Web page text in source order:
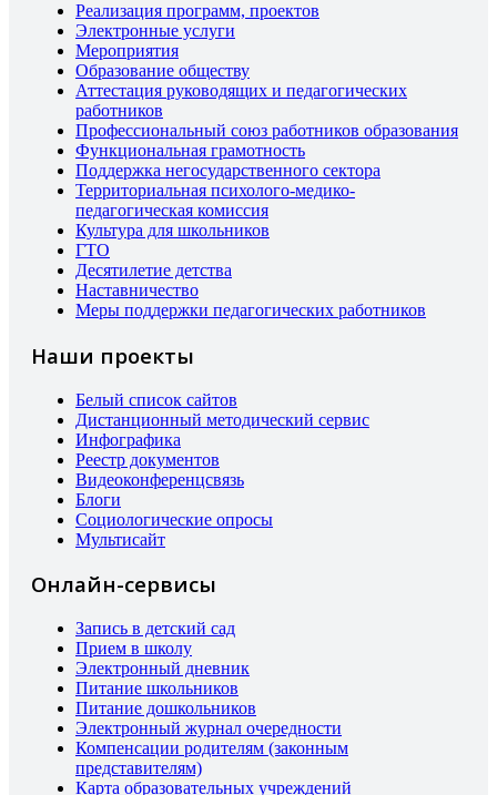
Реализация программ, проектов
Электронные услуги
Мероприятия
Образование обществу
Аттестация руководящих и педагогических
работников
Профессиональный союз работников образования
Функциональная грамотность
Поддержка негосударственного сектора
Территориальная психолого-медико-
педагогическая комиссия
Культура для школьников
ГТО
Десятилетие детства
Наставничество
Меры поддержки педагогических работников
Наши проекты
Белый список сайтов
Дистанционный методический сервис
Инфографика
Реестр документов
Видеоконференцсвязь
Блоги
Социологические опросы
Мультисайт
Онлайн-сервисы
Запись в детский сад
Прием в школу
Электронный дневник
Питание школьников
Питание дошкольников
Электронный журнал очередности
Компенсации родителям (законным
представителям)
Карта образовательных учреждений